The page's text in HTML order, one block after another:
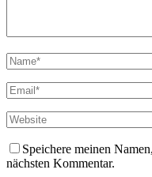
Speichere meinen
nächsten Kommentar.